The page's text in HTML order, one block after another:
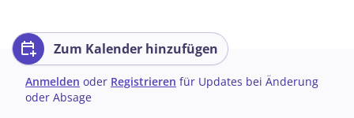
calendar_add_on Zum Kalender hinzufügen
Anmelden oder Registrieren für Updates bei Änderung
oder Absage